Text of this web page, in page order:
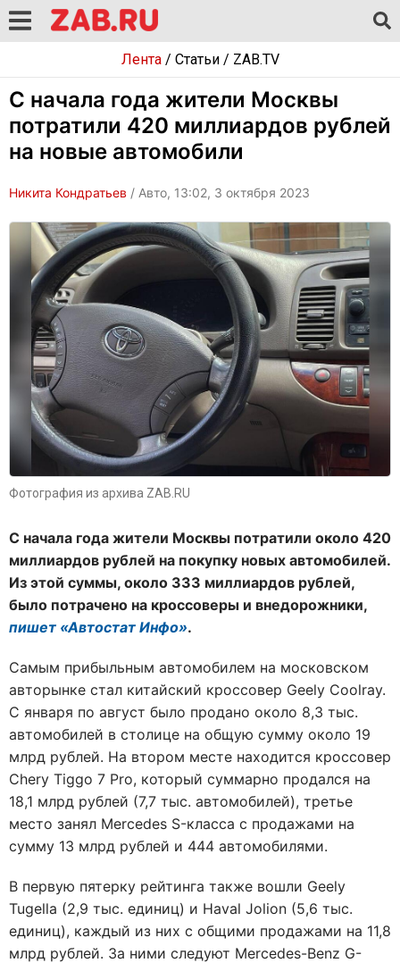
Лента/ Статьи/ ZAB.TV
С начала года жители Москвы
потратили 420 миллиардов рублей
на новые автомобили
Никита Кондратьев / Авто, 13:02, 3 октября 2023
Фотография из архива ZAB.RU
С начала года жители Москвы потратили около 420
миллиардов рублей на покупку новых автомобилей.
Из этой суммы, около 333 миллиардов рублей,
было потрачено на кроссоверы и внедорожники,
пишет «Автостат Инфо».
Самым прибыльным автомобилем на московском
авторынке стал китайский кроссовер Geely Coolray.
С января по август было продано около 8,3 тыс.
автомобилей в столице на общую сумму около 19
млрд рублей. На втором месте находится кроссовер
Chery Tiggo 7 Pro, который суммарно продался на
18,1 млрд рублей (7,7 тыс. автомобилей), третье
место занял Mercedes S-класса с продажами на
сумму 13 млрд рублей и 444 автомобилями.
В первую пятерку рейтинга также вошли Geely
Tugella (2,9 тыс. единиц) и Haval Jolion (5,6 тыс.
единиц), каждый из них с общими продажами на 11,8
млрд рублей. За ними следуют Mercedes-Benz G-